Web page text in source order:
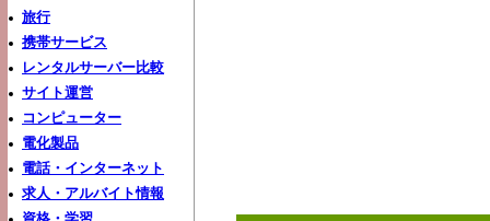
旅行
携帯サービス
レンタルサーバー比較
サイト運営
コンピューター
電化製品
電話・インターネット
求人・アルバイト情報